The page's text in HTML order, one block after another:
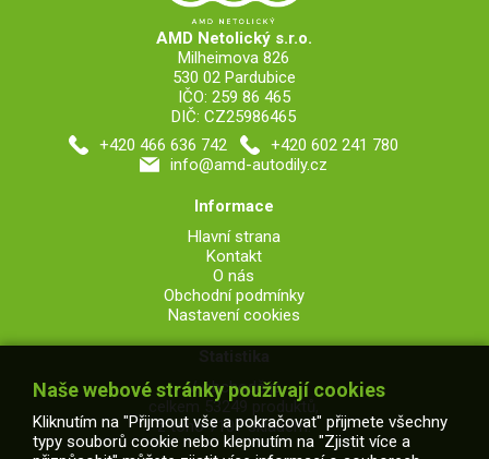
AMD Netolický s.r.o.
Milheimova 826
530 02 Pardubice
IČO: 259 86 465
DIČ: CZ25986465
+420 466 636 742
+420 602 241 780
info@amd-autodily.cz
Informace
Hlavní strana
Kontakt
O nás
Obchodní podmínky
Nastavení cookies
V obchodě je
celkem 53249 produktů,
z toho 7107 skladem.
Naše webové stránky používají cookies
Kliknutím na "Přijmout vše a pokračovat" přijmete všechny
typy souborů cookie nebo klepnutím na "Zjistit více a